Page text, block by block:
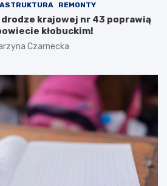
REMONTY
krajowej nr 43 poprawią
kłobuckim!
Czarnecka